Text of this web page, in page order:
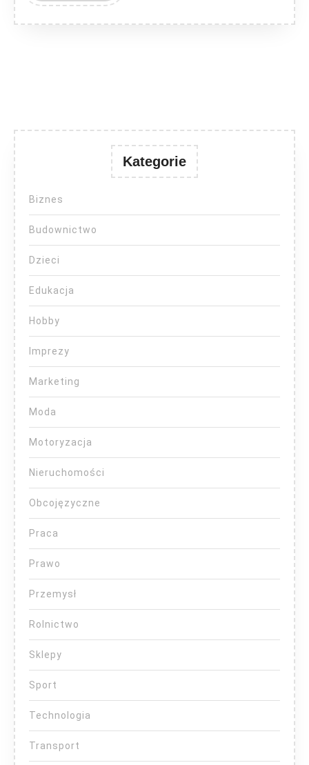
Kategorie
Biznes
Budownictwo
Dzieci
Edukacja
Hobby
Imprezy
Marketing
Moda
Motoryzacja
Nieruchomości
Obcojęzyczne
Praca
Prawo
Przemysł
Rolnictwo
Sklepy
Sport
Technologia
Transport